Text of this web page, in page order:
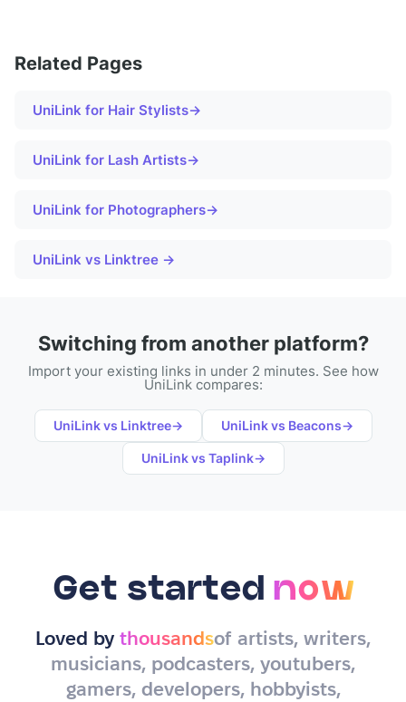
Related Pages
UniLink for Hair Stylists→
UniLink for Lash Artists→
UniLink for Photographers→
UniLink vs Linktree →
Switching from another platform?
Import your existing links in under 2 minutes. See how
UniLink compares:
UniLink vs Linktree→ UniLink vs Beacons→
UniLink vs Taplink→
Get started now
Loved by thousandsof artists, writers,
musicians, podcasters, youtubers,
gamers, developers, hobbyists,